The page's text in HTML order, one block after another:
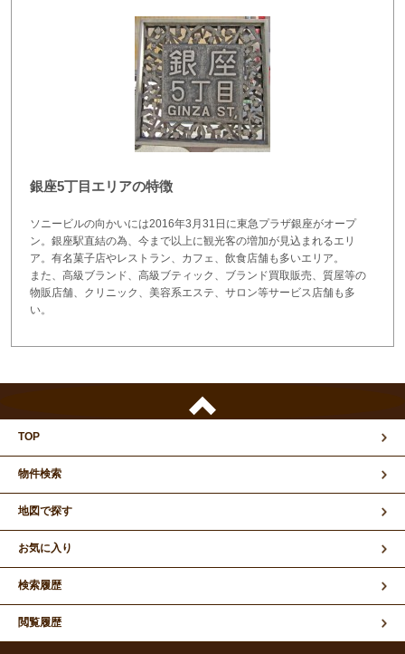
銀座5丁目エリアの特徴
ソニービルの向かいには2016年3月31日に東急プラザ銀座がオープ
ン。銀座駅直結の為、今まで以上に観光客の増加が見込まれるエリ
ア。有名菓子店やレストラン、カフェ、飲食店舗も多いエリア。
また、高級ブランド、高級ブティック、ブランド買取販売、質屋等の
物販店舗、クリニック、美容系エステ、サロン等サービス店舗も多
い。
TOP
物件検索
地図で探す
お気に入り
検索履歴
閲覧履歴